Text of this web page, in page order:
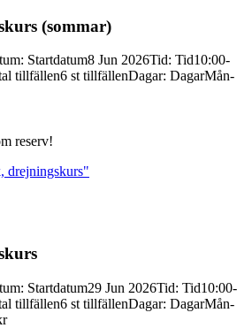
(sommar)
: Startdatum8 Jun 2026Tid: Tid10:00-
tillfällen6 st tillfällenDagar: DagarMån-
reserv!
drejningskurs"
: Startdatum29 Jun 2026Tid: Tid10:00-
tillfällen6 st tillfällenDagar: DagarMån-